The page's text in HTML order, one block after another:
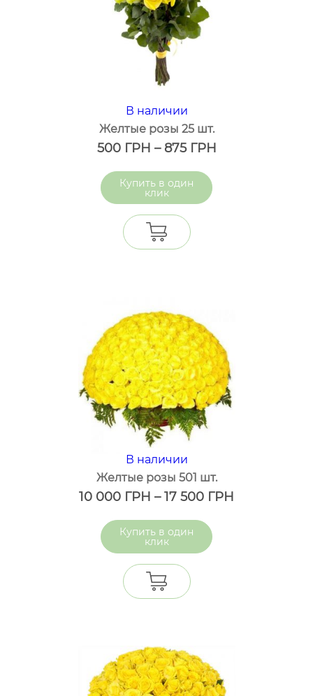
В наличии
Желтые розы 25 шт.
500 ГРН – 875 ГРН
один
клик
В наличии
Желтые розы 501 шт.
10 000 ГРН –17 500 ГРН
один
клик